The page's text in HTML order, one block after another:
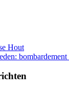
Hout